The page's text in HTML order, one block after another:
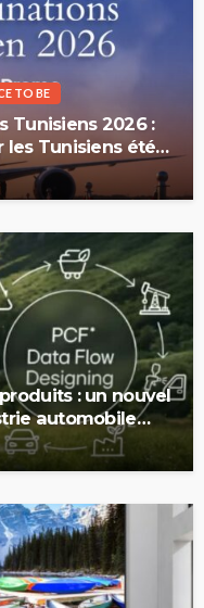
TO BE
Tunisiens 2026 :
les Tunisiens été
: un nouvel
automobile